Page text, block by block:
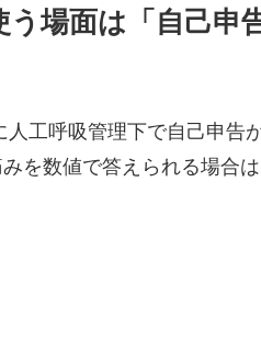
う場面は「自己申
人工呼吸管理下で自己申告
を数値で答えられる場合